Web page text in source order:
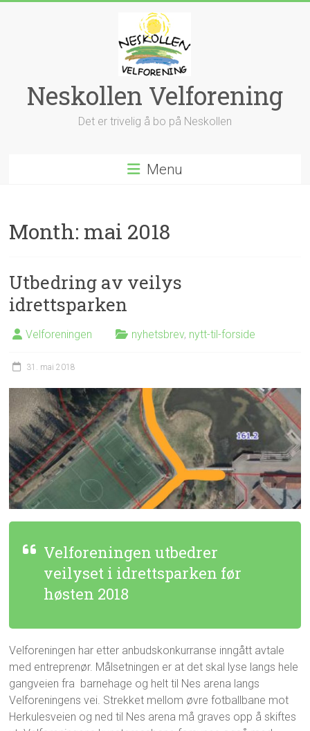
Neskollen Velforening
Det er trivelig å bo på Neskollen
Menu
Month: mai 2018
Utbedring av veilys
idrettsparken
Velforeningen nyhetsbrev, nytt-til-forside
31. mai 2018
Velforeningen utbedrer
veilyset i idrettsparken før
høsten 2018
Velforeningen har etter anbudskonkurranse inngått avtale
med entreprenør. Målsetningen er at det skal lyse langs hele
gangveien fra barnehage og helt til Nes arena langs
Velforeningens vei. Strekket mellom øvre fotballbane mot
Herkulesveien og ned til Nes arena må graves opp å skiftes